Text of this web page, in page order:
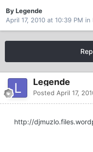
By Legende
April 17, 2010 at 10:39 PM in
Legende
Posted April 17,
http://